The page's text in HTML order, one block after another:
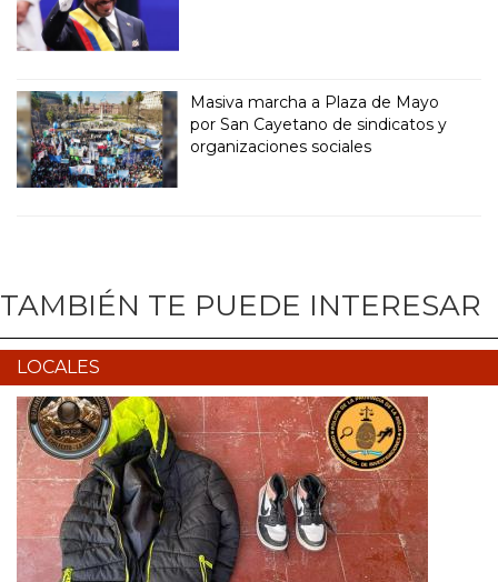
Masiva marcha a Plaza de Mayo
por San Cayetano de sindicatos y
organizaciones sociales
TAMBIÉN TE PUEDE INTERESAR
LOCALES